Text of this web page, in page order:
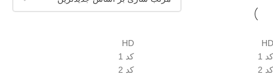
HD
کد 1
کد 2
HD
کد 1
کد 2